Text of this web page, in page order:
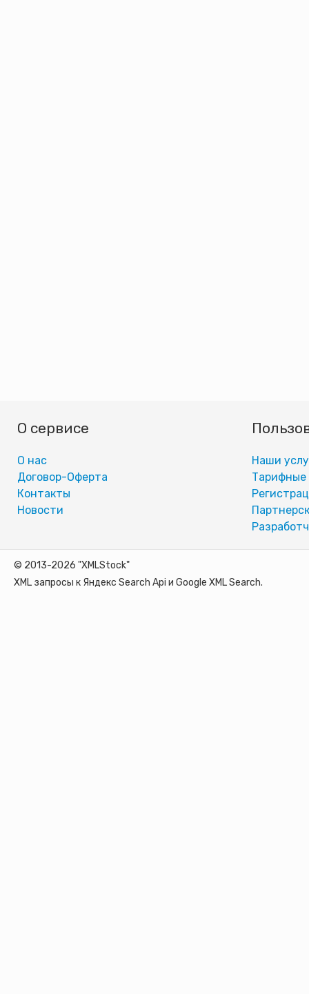
О сервисе
О нас
Договор-Оферта
Контакты
Новости
Наши
Тарифные
© 2013-2026 "XMLStock"
XML запросы к Яндекс Search Api и Google XML Search.